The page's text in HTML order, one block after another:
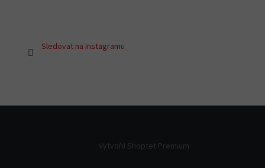
Sledovat na Instagramu
Vytvořil Shoptet Premium